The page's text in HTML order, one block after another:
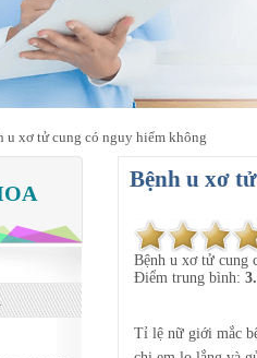
u xơ tử cung có nguy hiểm không
Bệnh u xơ
Bệnh u xơ tử cung
Điểm trung bình:
Tỉ lệ nữ giới mắc